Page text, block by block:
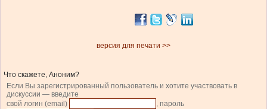
версия для печати >>
Что скажете, Аноним?
Если Вы зарегистрированный пользователь и хотите участвовать в
дискуссии — введите
свой логин (email)
, пароль